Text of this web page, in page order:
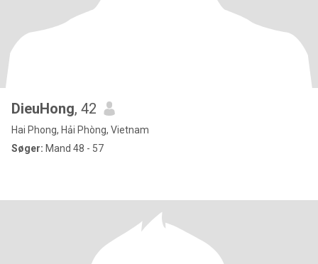
DieuHong, 42
Hai Phong, Hải Phòng, Vietnam
Søger: Mand 48 - 57